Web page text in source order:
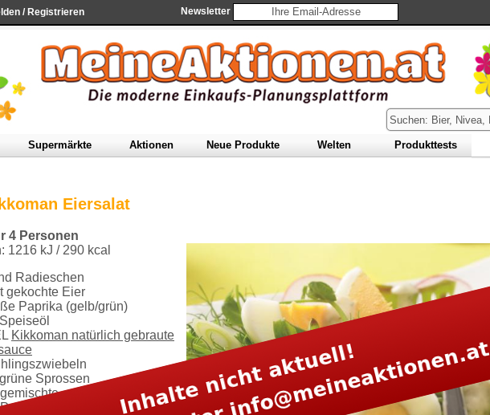
/ Registrieren Newsletter
Supermärkte Aktionen Neue Produkte Welten Produkttests
Eiersalat
4 Personen
1216 kJ / 290 kcal
Radieschen
gekochte Eier
Paprika (gelb/grün)
Kikkoman natürlich gebraute
Sprossen
gehackte Kräuter
Schnittlauch, Dill,